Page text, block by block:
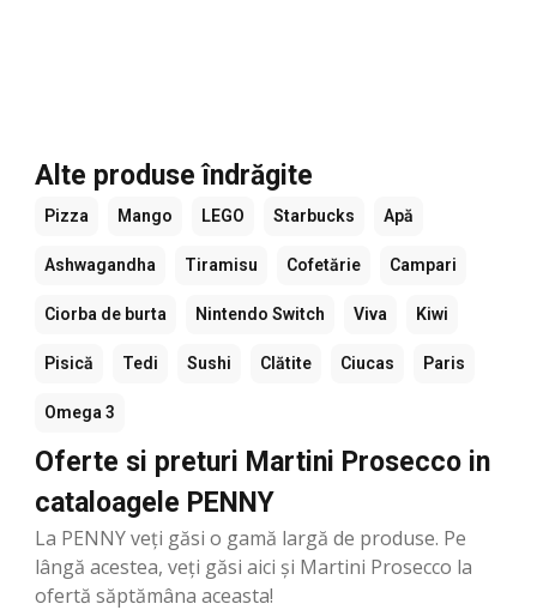
Alte produse îndrăgite
Pizza Mango LEGO Starbucks Apă
Ashwagandha Tiramisu Cofetărie Campari
Ciorba de burta Nintendo Switch Viva Kiwi
Pisică Tedi Sushi Clătite Ciucas Paris
Omega 3
Oferte si preturi Martini Prosecco in
cataloagele PENNY
La PENNY veți găsi o gamă largă de produse. Pe
lângă acestea, veți găsi aici și Martini Prosecco la
ofertă săptămâna aceasta!